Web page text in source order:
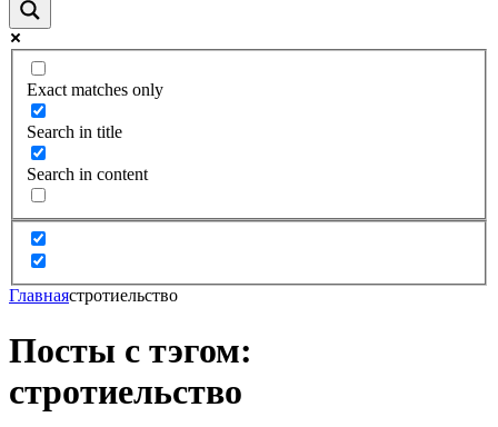
Exact matches only
Search in title
Search in content
Главнаястротиельство
Посты с тэгом:
стротиельство